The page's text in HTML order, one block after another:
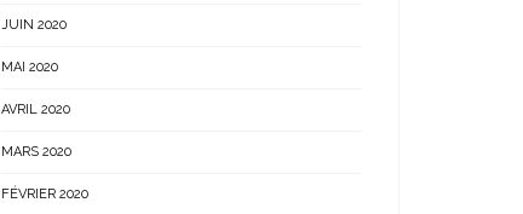
JUIN 2020
MAI 2020
AVRIL 2020
MARS 2020
FÉVRIER 2020